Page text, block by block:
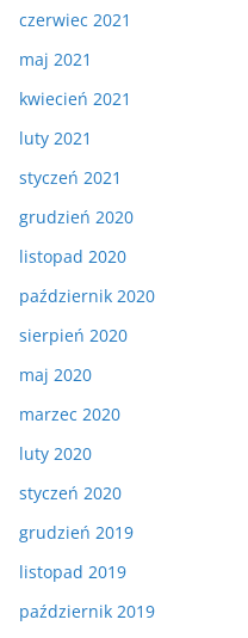
czerwiec 2021
maj 2021
kwiecień 2021
luty 2021
styczeń 2021
grudzień 2020
listopad 2020
październik 2020
sierpień 2020
maj 2020
marzec 2020
luty 2020
styczeń 2020
grudzień 2019
listopad 2019
październik 2019